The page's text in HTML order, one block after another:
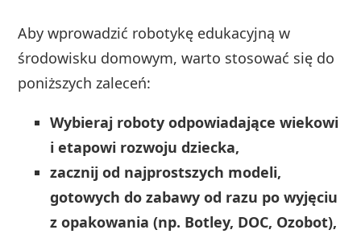
Aby wprowadzić robotykę edukacyjną w
środowisku domowym, warto stosować się do
poniższych zaleceń:
Wybieraj roboty odpowiadające wiekowi
i etapowi rozwoju dziecka,
zacznij od najprostszych modeli,
gotowych do zabawy od razu po wyjęciu
z opakowania (np. Botley, DOC, Ozobot),